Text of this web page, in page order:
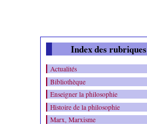
Index des rubriques
Actualités
Bibliothèque
Enseigner la philosophie
Histoire de la philosophie
Marx, Marxisme